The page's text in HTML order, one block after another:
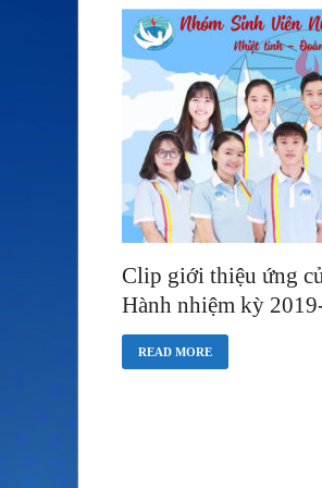
Clip giới thiệu ứng
Hành nhiệm kỳ
READ MORE